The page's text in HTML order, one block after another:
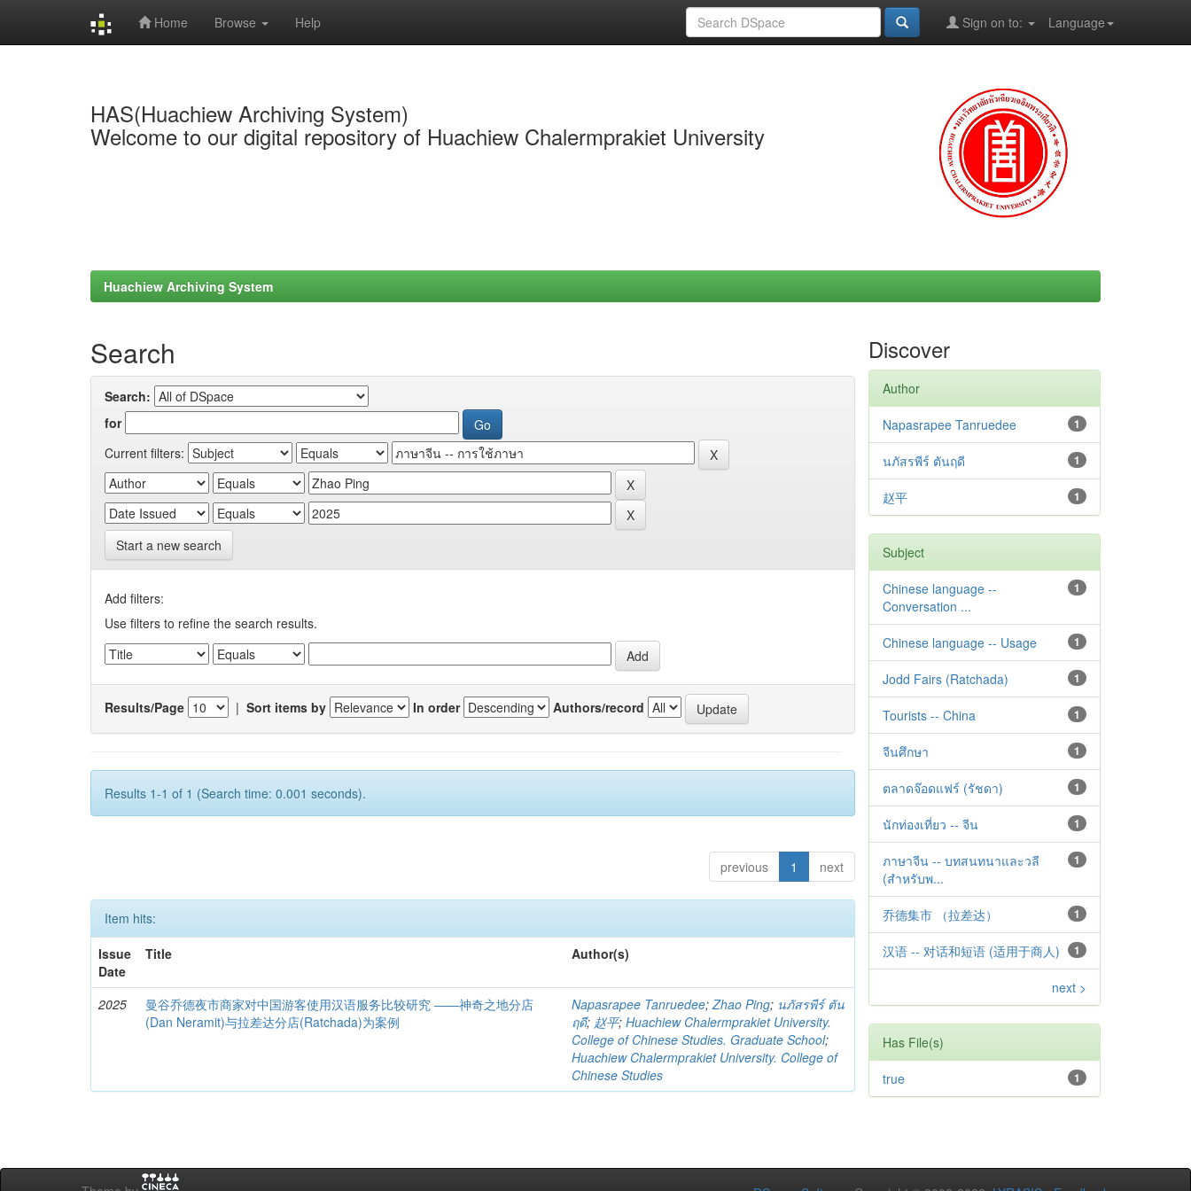
Home Browse Help Language
Sign on to:
HAS(Huachiew Archiving System)
Welcome to our digital repository of Huachiew Chalermprakiet University
Huachiew Archiving System
Search
Search:
for
Current filters:
Start a new search
Add filters:
Use filters to refine the search results.
Results/Page | Sort items by In order Authors/record
Results 1-1 of 1 (Search time: 0.001 seconds).
previous 1 next
Item hits:
Issue
Date
Title Author(s)
2025
曼谷乔德夜市商家对中国游客使用汉语服务比较研究 ――神奇之地分店
(Dan Neramit)与拉差达分店(Ratchada)为案例
Napasrapee Tanruedee;Zhao Ping; นภัสรพีร์ ตัน
ฤดี; 赵平;Huachiew Chalermprakiet University.
College of Chinese Studies. Graduate School;
Huachiew Chalermprakiet University. College of
Chinese Studies
Discover
Author
1
Napasrapee Tanruedee
1
นภัสรพีร์ ตันฤดี
1
赵平
Subject
1
Chinese language --
Conversation ...
1
Chinese language -- Usage
1
Jodd Fairs (Ratchada)
1
Tourists -- China
1
จีนศึกษา
1
ตลาดจ๊อดแฟร์ (รัชดา)
1
นักท่องเที่ยว -- จีน
1
ภาษาจีน -- บทสนทนาและวลี
(สำหรับพ...
1
乔德集市 （拉差达）
1
汉语 -- 对话和短语 (适用于商人)
next >
Has File(s)
1
true